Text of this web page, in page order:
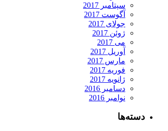
سپتامبر 2017
آگوست 2017
جولای 2017
ژوئن 2017
می 2017
آوریل 2017
مارس 2017
فوریه 2017
ژانویه 2017
دسامبر 2016
نوامبر 2016
دسته‌ها